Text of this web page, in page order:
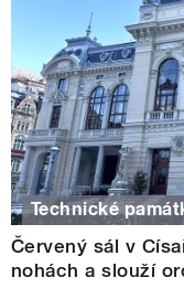
Technické
Červený sál v
nohách a slouží